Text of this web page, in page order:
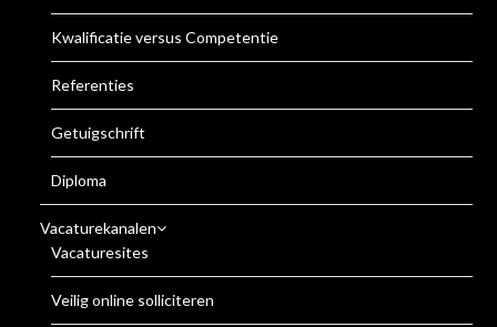
Kwalificatie versus Competentie
Referenties
Getuigschrift
Diploma
Vacaturekanalen
Vacaturesites
Veilig online solliciteren